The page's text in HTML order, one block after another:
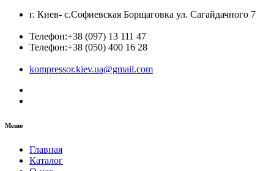
г. Киев- с.Софиевская Борщаговка ул. Сагайдачного 7
Телефон:+38 (097) 13 111 47
Телефон:+38 (050) 400 16 28
kompressor.kiev.ua@gmail.com
Меню
Главная
Каталог